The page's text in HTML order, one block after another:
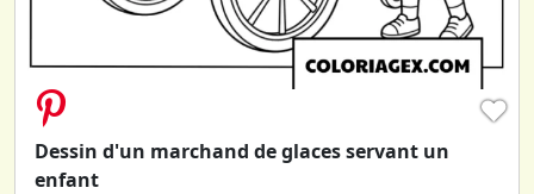
♥
Dessin d'un marchand de glaces servant un
enfant